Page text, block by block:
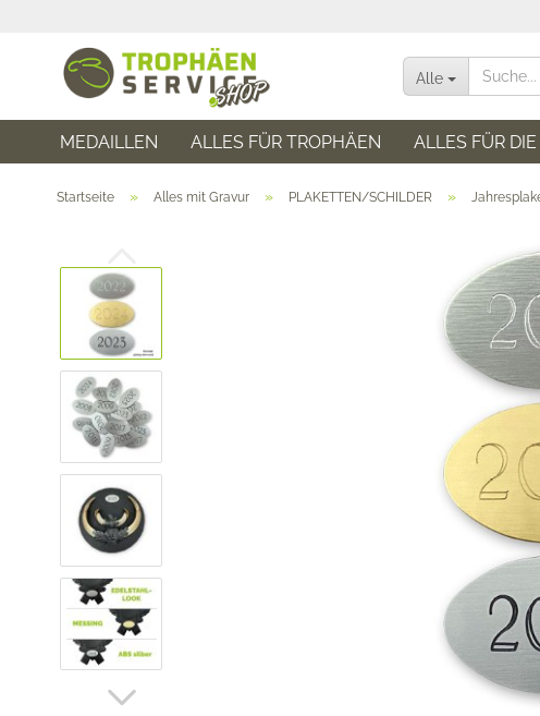
Alle
MEDAILLEN ALLES FÜR TROPHÄEN ALLES FÜR
Startseite » Alles mit Gravur » PLAKETTEN/SCHILDER »